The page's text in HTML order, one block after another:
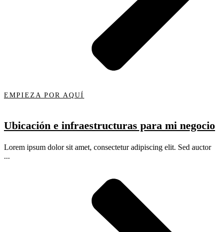
EMPIEZA POR AQUÍ
Ubicación e infraestructuras para mi negocio
Lorem ipsum dolor sit amet, consectetur adipiscing elit. Sed auctor
...